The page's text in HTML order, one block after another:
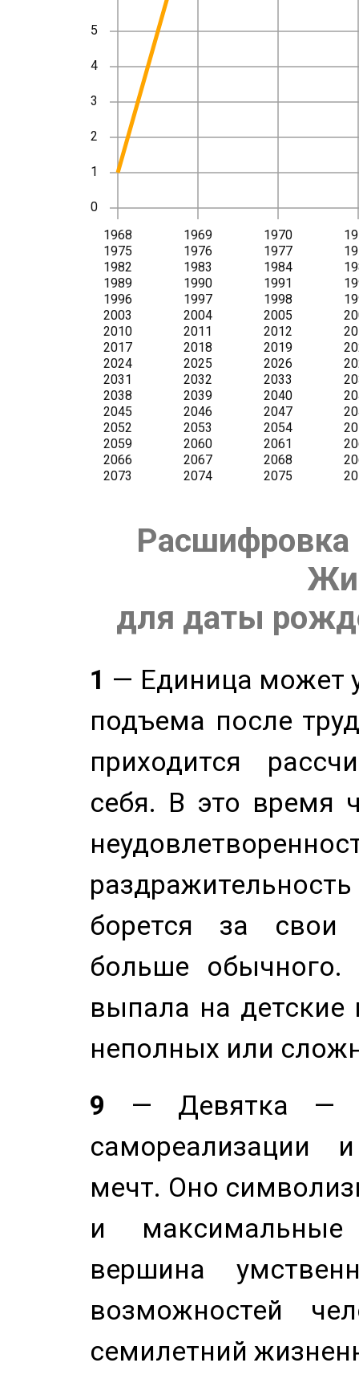
Расшифровка
для даты
1 — Единица может
подъема после
приходится
себя. В это время
борется за свои
больше
выпала на детские
неполных или
9 — Девятка —
самореализации
мечт. Оно
и
вершина
возможностей
семилетний